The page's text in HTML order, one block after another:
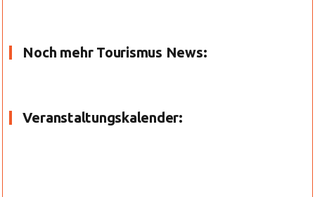
Noch mehr Tourismus News:
Veranstaltungskalender: